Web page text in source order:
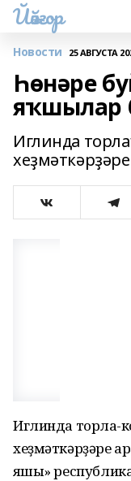
Йәйғор
Новости 25 АВГУСТА
Һөнәре
яҡшылар
Иглинда
Иглинда
хеҙмәткәрҙәре
яҡшы»